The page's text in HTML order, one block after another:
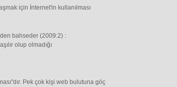
için İnternet'in kullanılması
bahseder (2009:2) :
olup olmadığı
Pek çok kişi web bulutuna göç